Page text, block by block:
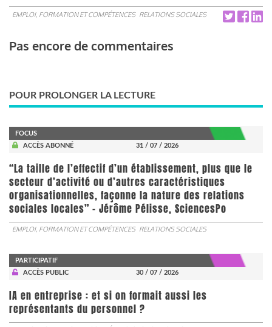
EMPLOI, FORMATION ET COMPÉTENCES RELATIONS SOCIALES
Pas encore de commentaires
POUR PROLONGER LA LECTURE
FOCUS
ACCÈS ABONNÉ
31 / 07 / 2026
“La taille de l’effectif d’un établissement, plus que le
secteur d’activité ou d’autres caractéristiques
organisationnelles, façonne la nature des relations
sociales locales” - Jérôme Pélisse, SciencesPo
EMPLOI, FORMATION ET COMPÉTENCES RELATIONS SOCIALES
PARTICIPATIF
ACCÈS PUBLIC
30 / 07 / 2026
IA en entreprise : et si on formait aussi les
représentants du personnel ?